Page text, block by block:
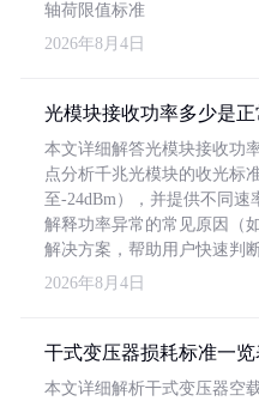
轴荷限值标准
2026年8月4日
光模块接收功率多少是正
本文详细解答光模块接收功
点分析千兆光模块的收光标
至-24dBm），并提供不同
解释功率异常的常见原因（
解决方案，帮助用户快速判
2026年8月4日
干式变压器损耗标准一
本文详细解析干式变压器空